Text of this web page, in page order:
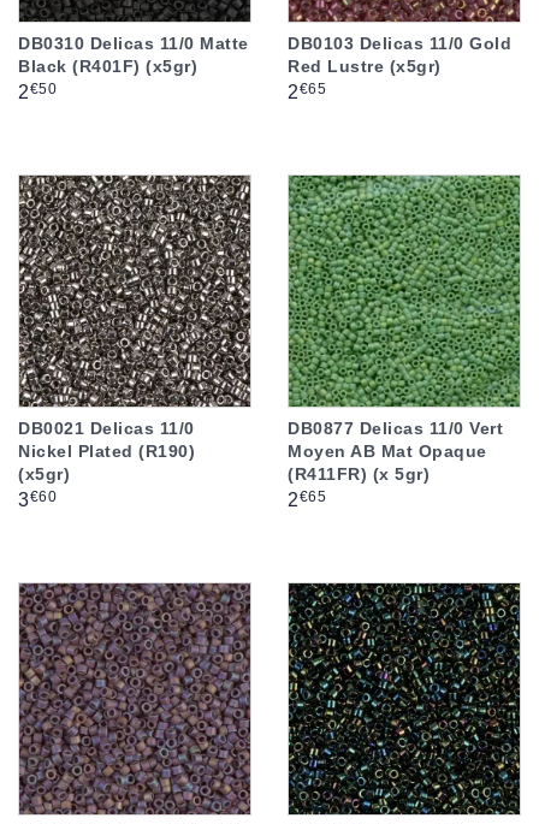
DB0310 Delicas 11/0 Matte
Black (R401F) (x5gr)
Prix
2€50
DB0103 Delicas 11/0 Gold
Red Lustre (x5gr)
Prix
2€65
DB0021 Delicas 11/0
Nickel Plated (R190)
(x5gr)
Prix
3€60
DB0877 Delicas 11/0 Vert
Moyen AB Mat Opaque
(R411FR) (x 5gr)
Prix
2€65